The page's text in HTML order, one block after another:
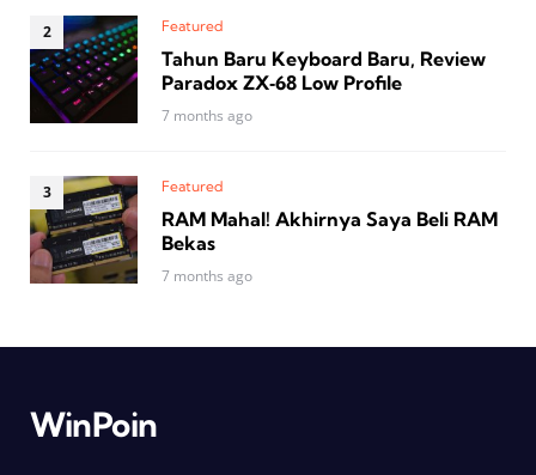
Featured
Tahun Baru Keyboard Baru, Review
Paradox ZX‑68 Low Profile
7 months ago
Featured
RAM Mahal! Akhirnya Saya Beli RAM
Bekas
7 months ago
WinPoin